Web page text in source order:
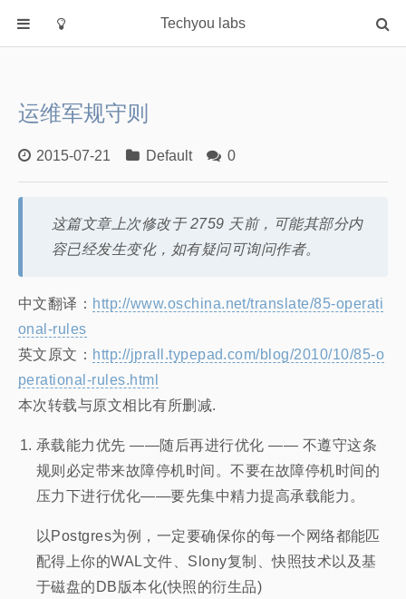
Techyou labs
Default
Linux/Unix
Database
Cloud
Networking
Programming
关于作者
运维军规守则
2015-07-21 Default 0
这篇文章上次修改于 2759 天前，可能其部分内
容已经发生变化，如有疑问可询问作者。
中文翻译： http://www.oschina.net/translate/85-operati
onal-rules
英文原文： http://jprall.typepad.com/blog/2010/10/85-o
perational-rules.html
本次转载与原文相比有所删减.
承载能力优先 ——随后再进行优化 —— 不遵守这条
规则必定带来故障停机时间。不要在故障停机时间的
压力下进行优化——要先集中精力提高承载能力。
以Postgres为例，一定要确保你的每一个网络都能匹
配得上你的WAL文件、Slony复制、快照技术以及基
于磁盘的DB版本化(快照的衍生品)